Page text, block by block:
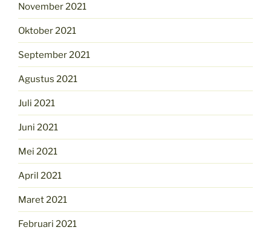
November 2021
Oktober 2021
September 2021
Agustus 2021
Juli 2021
Juni 2021
Mei 2021
April 2021
Maret 2021
Februari 2021